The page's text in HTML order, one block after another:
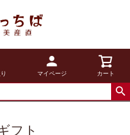
マイページ カート
フト